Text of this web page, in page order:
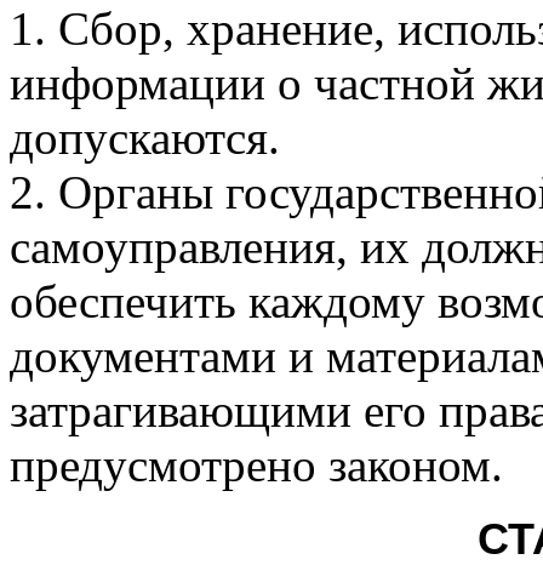
1. Сбор, хранение,
информации о частной
допускаются.
2. Органы
самоуправления, их
обеспечить каждому
документами и
затрагивающими его
предусмотрено законом.